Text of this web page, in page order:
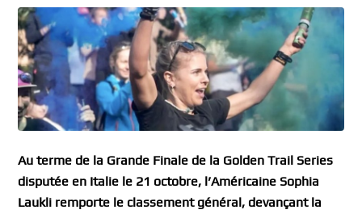
Au terme de la Grande Finale de la Golden Trail Series
disputée en Italie le 21 octobre, l’Américaine Sophia
Laukli remporte le classement général, devançant la